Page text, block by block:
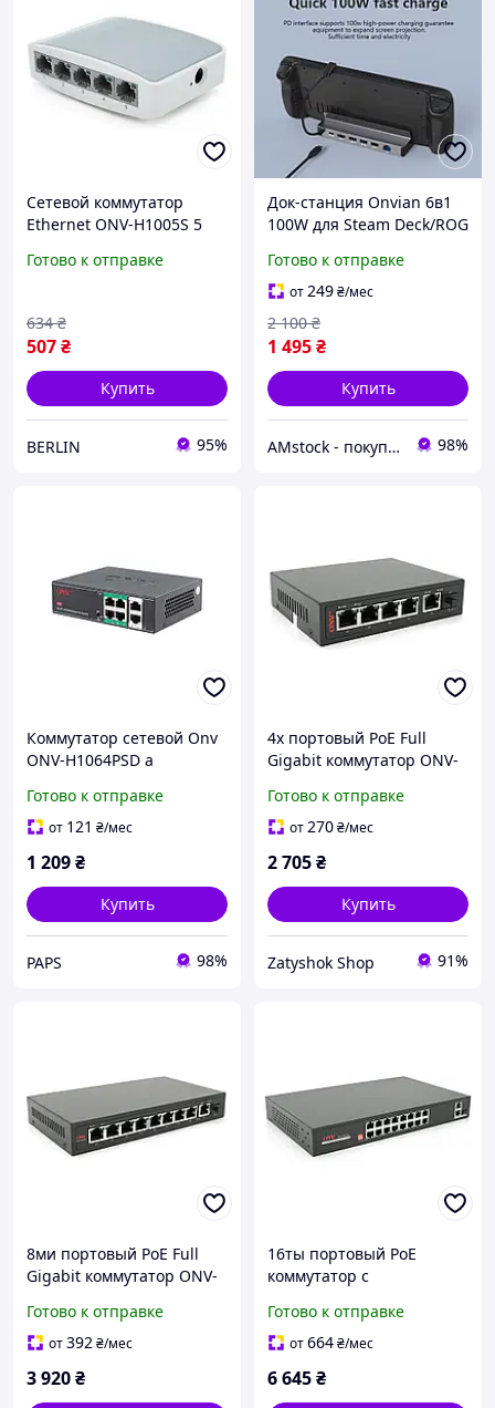
Сетевой коммутатор
Ethernet ONV-H1005S 5
пластиковый корпус 5В
Готово к отправке
507₴
634 ₴
Купить
BERLIN 95%
Док-станция Onvian 6в1
100W для Steam Deck/ROG
3.0/ USB-C 100W)
Готово к отправке
от249₴/мес
1 495₴
2 100 ₴
Купить
AMstock - покупки, що приносять задоволення! 98%
Коммутатор сетевой Onv
ONV-H1064PSD a
Готово к отправке
от 121 ₴/мес
1 209₴
Купить
PAPS 98%
4х портовый PoE Full
Gigabit коммутатор ONV-
4xPoe1000Mбит + 2х1000
Мбит + 1хSFP 1000Мбит,
Готово к отправке
от270₴/мес
2 705₴
Купить
Zatyshok Shop 91%
8ми портовый PoE Full
Gigabit коммутатор ONV-
8xPoe1000Mбит + 1х1000
Мбит + 1xSFP 1000Мбит,
Готово к отправке
от392₴/мес
3 920₴
16ты портовый PoE
коммутатор с
H1016PLD 16хРое
100Мбит + 2хUplink
1000Мбит, до 250м,
Готово к отправке
от664₴/мес
6 645₴